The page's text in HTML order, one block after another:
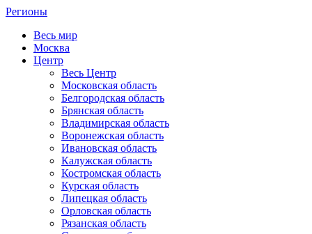
Регионы
Весь мир
Москва
Центр
Весь Центр
Московская область
Белгородская область
Брянская область
Владимирская область
Воронежская область
Ивановская область
Калужская область
Костромская область
Курская область
Липецкая область
Орловская область
Рязанская область